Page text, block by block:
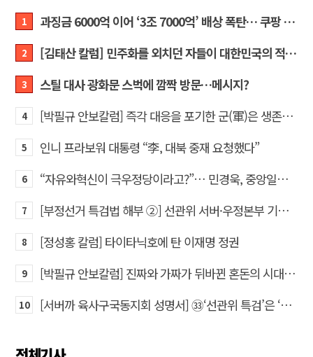
1 과징금 6000억 이어 ‘3조 7000억’ 배상 폭탄… 쿠팡 때리기에 한미 통상 ‘초비상’
2 [김태산 칼럼] 민주화를 외치던 자들이 대한민국의 적이고 간첩이었다
3 스틸 대사 광화문 스벅에 깜짝 방문…메시지?
4 [박필규 안보칼럼] 즉각 대응을 포기한 군(軍)은 생존할 수 없다
5 인니 프라보워 대통령 “李, 대북 중재 요청했다”
6 “자유와혁신이 극우정당이라고?”… 민경욱, 중앙일보 직격
7 [부정선거 특검법 해부 ②] 선관위 서버·우정본부 기록까지…‘증거를 끌어오는 칼’
8 [정성홍 칼럼] 타이타닉호에 탄 이재명 정권
9 [박필규 안보칼럼] 진짜와 가짜가 뒤바뀐 혼돈의 시대, 안보 파탄은 막아야
10 [서버까 육사구국동지회 성명서] ㉝‘선관위 특검’은 ‘부정선거 특검’으로 명명하고 박주현 변호사를 ‘특검’으로 임명하라!